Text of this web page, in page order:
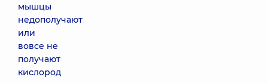
мышцы
недополучают
или
вовсе не
получают
кислород